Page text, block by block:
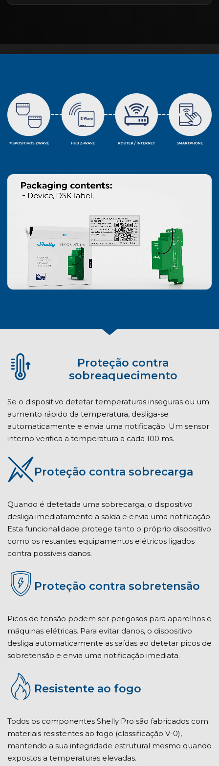
Proteção contra
sobreaquecimento
Se o dispositivo detetar temperaturas inseguras ou um
aumento rápido da temperatura, desliga-se
automaticamente e envia uma notificação. Um sensor
interno verifica a temperatura a cada 100 ms.
Proteção contra sobrecarga
Quando é detetada uma sobrecarga, o dispositivo
desliga imediatamente a saída e envia uma notificação.
Esta funcionalidade protege tanto o próprio dispositivo
como os restantes equipamentos elétricos ligados
contra possíveis danos.
Proteção contra sobretensão
Picos de tensão podem ser perigosos para aparelhos e
máquinas elétricas. Para evitar danos, o dispositivo
desliga automaticamente as saídas ao detetar picos de
sobretensão e envia uma notificação imediata.
Resistente ao fogo
Todos os componentes Shelly Pro são fabricados com
materiais resistentes ao fogo (classificação V-0),
mantendo a sua integridade estrutural mesmo quando
expostos a temperaturas elevadas.